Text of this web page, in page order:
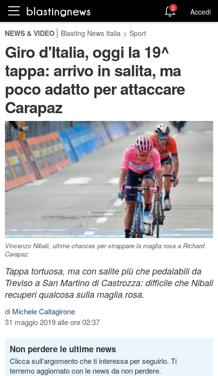
2 Accedi
NEWS & VIDEO Blasting News Italia > Sport
Giro d'Italia, oggi la 19^
tappa: arrivo in salita, ma
poco adatto per attaccare
Carapaz
Vincenzo Nibali, ultime chances per strappare la maglia rosa a Richard
Carapaz
Tappa tortuosa, ma con salite più che pedalabili da
Treviso a San Martino di Castrozza: difficile che Nibali
recuperi qualcosa sulla maglia rosa.
di Michele Caltagirone
31 maggio 2019 alle ore 02:37
Non perdere le ultime news
Clicca sull’argomento che ti interessa per seguirlo. Ti
terremo aggiornato con le news da non perdere.